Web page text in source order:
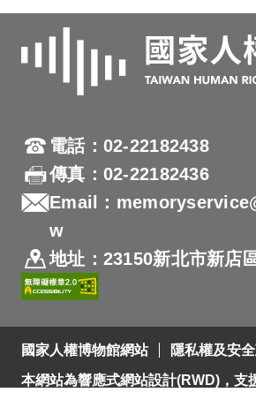
電話：02-22182438
傳真：02-22182436
Email：
w
地址：23150新北市新店
國家人權博物館網站
隱私權及安
本網站為響應式網站設計(RWD)，支